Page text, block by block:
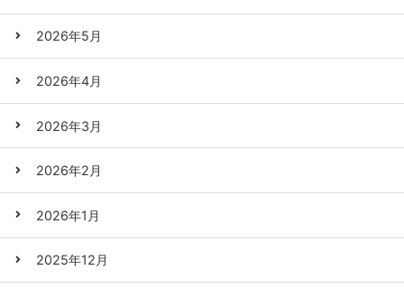
2026年5月
2026年4月
2026年3月
2026年2月
2026年1月
2025年12月